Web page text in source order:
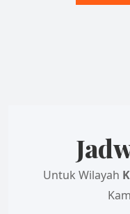
Untuk Wilayah